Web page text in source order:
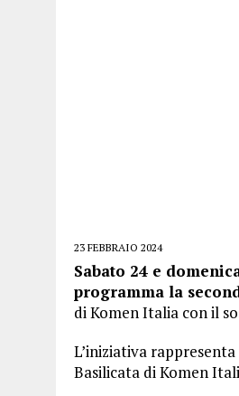
23 FEBBRAIO 2024
Sabato 24 e
programma la
di Komen Italia con il
L’iniziativa
Basilicata di Komen